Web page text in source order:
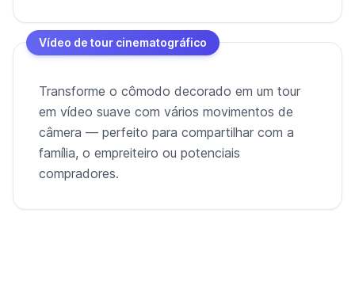
Vídeo de tour cinematográfico
Transforme o cômodo decorado em um tour
em vídeo suave com vários movimentos de
câmera — perfeito para compartilhar com a
família, o empreiteiro ou potenciais
compradores.